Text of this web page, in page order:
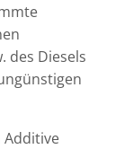
des Diesels
Additive